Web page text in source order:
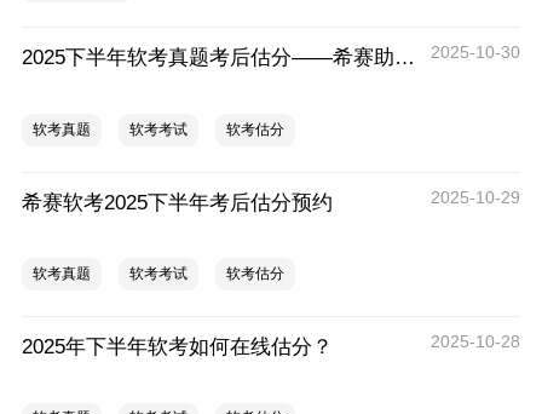
2025下半年软考真题考后估分——希赛助你精准预测，决胜软考！ 2025-10-30
软考真题 软考考试 软考估分
希赛软考2025下半年考后估分预约 2025-10-29
软考真题 软考考试 软考估分
2025年下半年软考如何在线估分？ 2025-10-28